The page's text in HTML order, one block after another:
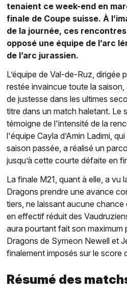
tenaient ce week-end en
finale de Coupe suisse. À
de la journée, ces
opposé une équipe de l’arc
de l’arc jurassien.
L’équipe de Val-de-Ruz, dirigée
restée invaincue toute la
de justesse dans les ultimes
titre dans un match haletant. Le
témoigne de l'intensité de la
l'équipe Cayla d’Amin Ladimi,
saison passée, a réalisé un
jusqu’à cette courte défaite en
La finale M21, quant à elle, a vu
Dragons prendre une avance
tiers, ne laissant aucune chance
en effectif réduit des
aura pourtant fait son maximum
Dragons de Symeon Newell et
finalement imposés sur le score
Résumé des